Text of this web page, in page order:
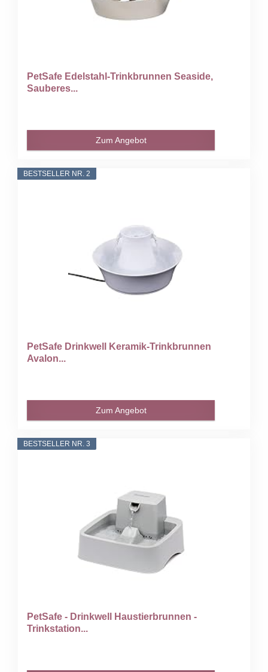
PetSafe Edelstahl-Trinkbrunnen Seaside,
Sauberes...
Zum Angebot
BESTSELLER NR. 2
PetSafe Drinkwell Keramik-Trinkbrunnen
Avalon...
Zum Angebot
BESTSELLER NR. 3
PetSafe - Drinkwell Haustierbrunnen -
Trinkstation...